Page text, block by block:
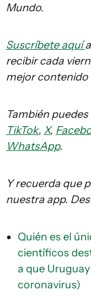
Mundo.
Suscríbete aquí
recibir cada
mejor contenido
También
TikTok, X,
WhatsApp.
Y recuerda que
nuestra app.
Quién es el
científicos
a que
coronavirus)